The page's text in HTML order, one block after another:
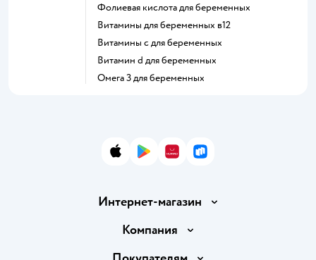
Фолиевая кислота для беременных
Витамины для беременных в12
Витамины c для беременных
Витамин d для беременных
Омега 3 для беременных
App StoreGoogle Play
AppGallery
RuStore
Интернет-магазин
Доставка и оплата
Компания
О компании